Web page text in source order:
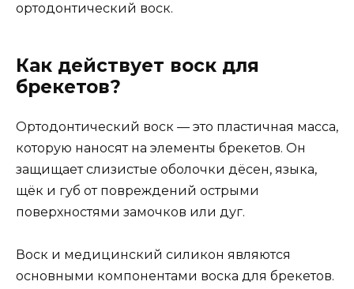
ортодонтический воск.
Как действует воск для
брекетов?
Ортодонтический воск — это пластичная масса,
которую наносят на элементы брекетов. Он
защищает слизистые оболочки дёсен, языка,
щёк и губ от повреждений острыми
поверхностями замочков или дуг.
Воск и медицинский силикон являются
основными компонентами воска для брекетов.